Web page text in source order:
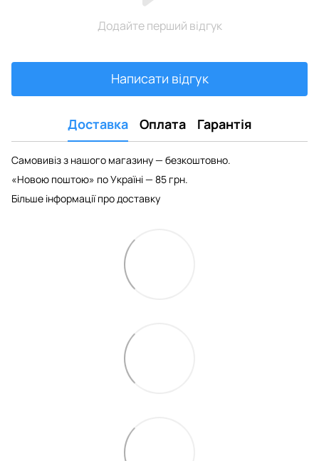
Додайте перший відгук
Написати відгук
Доставка Оплата Гарантія
Самовивіз з нашого магазину — безкоштовно.
«Новою поштою» по Україні — 85 грн.
Більше інформації про доставку